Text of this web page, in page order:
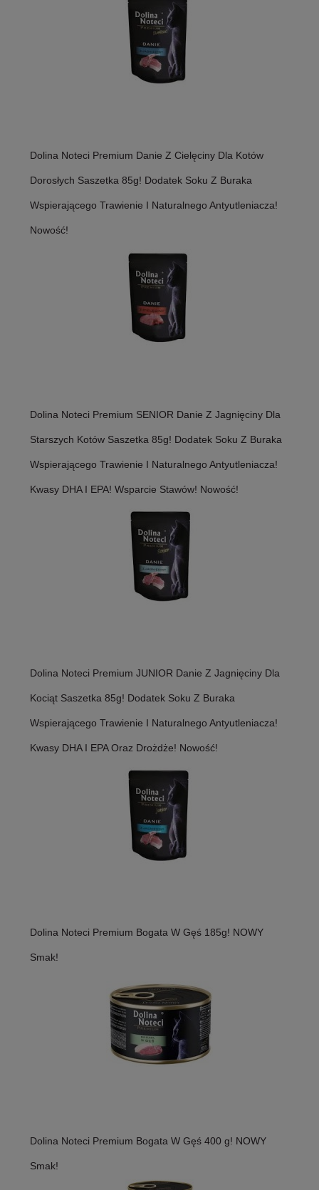
Dolina Noteci Premium Danie Z Cielęciny Dla Kotów
Dorosłych Saszetka 85g! Dodatek Soku Z Buraka
Wspierającego Trawienie I Naturalnego Antyutleniacza!
Nowość!
Dolina Noteci Premium SENIOR Danie Z Jagnięciny Dla
Starszych Kotów Saszetka 85g! Dodatek Soku Z Buraka
Wspierającego Trawienie I Naturalnego Antyutleniacza!
Kwasy DHA I EPA! Wsparcie Stawów! Nowość!
Dolina Noteci Premium JUNIOR Danie Z Jagnięciny Dla
Kociąt Saszetka 85g! Dodatek Soku Z Buraka
Wspierającego Trawienie I Naturalnego Antyutleniacza!
Kwasy DHA I EPA Oraz Drożdże! Nowość!
Dolina Noteci Premium Bogata W Gęś 185g! NOWY
Smak!
Dolina Noteci Premium Bogata W Gęś 400 g! NOWY
Smak!